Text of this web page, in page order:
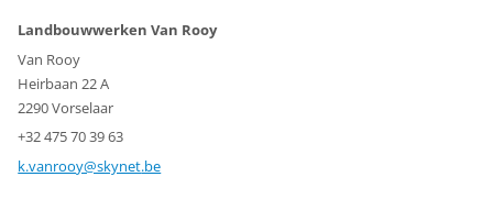
Landbouwwerken Van Rooy
Van Rooy
Heirbaan 22 A
2290 Vorselaar
+32 475 70 39 63
k.vanrooy@skynet.be